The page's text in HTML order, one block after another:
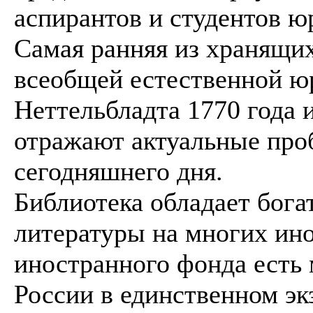
аспирантов и студентов
Самая ранняя из
всеобщей естественной
Неттельбладта 1770
отражают актуальные
сегодняшнего дня.
Библиотека обладает
литературы на многих
иностранного фонда
России в единственном